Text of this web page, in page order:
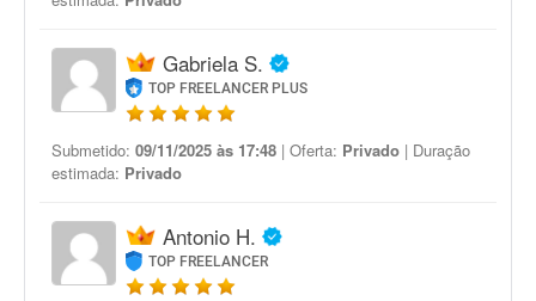
Gabriela S.
TOP FREELANCER PLUS
Submetido: 09/11/2025 às 17:48 | Oferta: Privado | Duração
estimada: Privado
Antonio H.
TOP FREELANCER